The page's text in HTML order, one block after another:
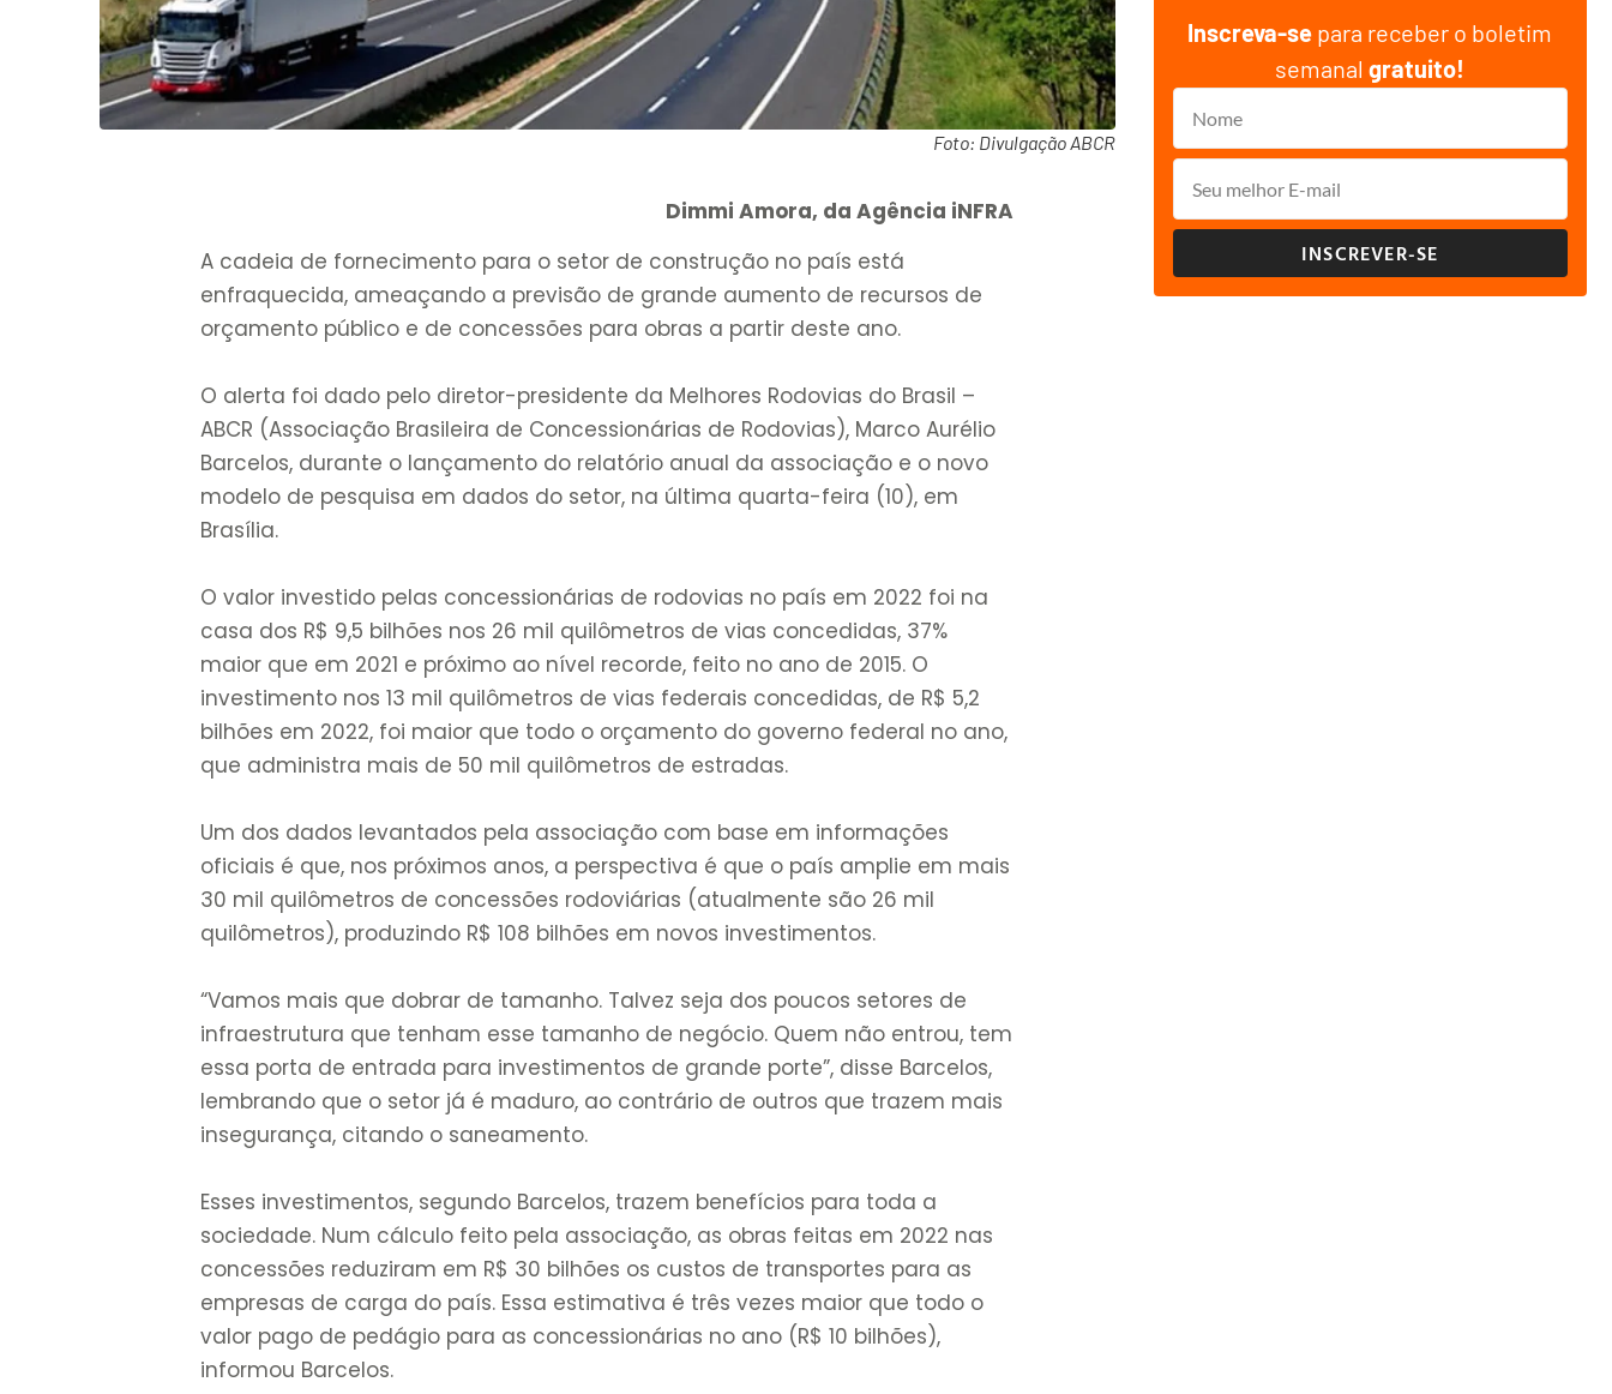
Foto: Divulgação ABCR
Dimmi Amora, da Agência iNFRA
A cadeia de fornecimento para o setor de construção no país está
enfraquecida, ameaçando a previsão de grande aumento de recursos de
orçamento público e de concessões para obras a partir deste ano.
O alerta foi dado pelo diretor-presidente da Melhores Rodovias do Brasil –
ABCR (Associação Brasileira de Concessionárias de Rodovias), Marco Aurélio
Barcelos, durante o lançamento do relatório anual da associação e o novo
modelo de pesquisa em dados do setor, na última quarta-feira (10), em
Brasília.
O valor investido pelas concessionárias de rodovias no país em 2022 foi na
casa dos R$ 9,5 bilhões nos 26 mil quilômetros de vias concedidas, 37%
maior que em 2021 e próximo ao nível recorde, feito no ano de 2015. O
investimento nos 13 mil quilômetros de vias federais concedidas, de R$ 5,2
bilhões em 2022, foi maior que todo o orçamento do governo federal no ano,
que administra mais de 50 mil quilômetros de estradas.
Um dos dados levantados pela associação com base em informações
oficiais é que, nos próximos anos, a perspectiva é que o país amplie em mais
30 mil quilômetros de concessões rodoviárias (atualmente são 26 mil
quilômetros), produzindo R$ 108 bilhões em novos investimentos.
“Vamos mais que dobrar de tamanho. Talvez seja dos poucos setores de
infraestrutura que tenham esse tamanho de negócio. Quem não entrou, tem
essa porta de entrada para investimentos de grande porte”, disse Barcelos,
lembrando que o setor já é maduro, ao contrário de outros que trazem mais
insegurança, citando o saneamento.
Esses investimentos, segundo Barcelos, trazem benefícios para toda a
sociedade. Num cálculo feito pela associação, as obras feitas em 2022 nas
concessões reduziram em R$ 30 bilhões os custos de transportes para as
empresas de carga do país. Essa estimativa é três vezes maior que todo o
valor pago de pedágio para as concessionárias no ano (R$ 10 bilhões),
informou Barcelos.
Inscreva-se para receber o boletim
semanalgratuito!
INSCREVER-SE